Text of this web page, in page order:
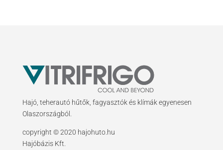
Hajó, teherautó hűtők, fagyasztók és klímák egyenesen
Olaszországból.
copyright © 2020 hajohuto.hu
Hajóbázis Kft.